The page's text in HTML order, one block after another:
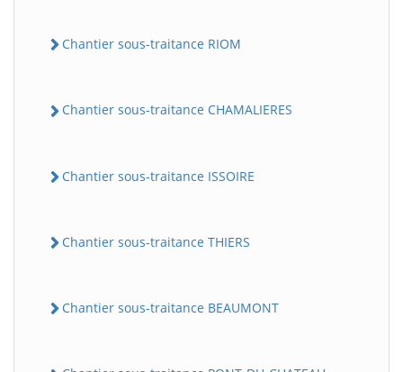
Chantier sous-traitance RIOM
Chantier sous-traitance CHAMALIERES
Chantier sous-traitance ISSOIRE
Chantier sous-traitance THIERS
Chantier sous-traitance BEAUMONT